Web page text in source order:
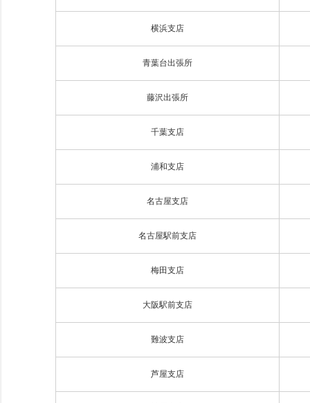
横浜支店
青葉台出張所
藤沢出張所
千葉支店
浦和支店
名古屋支店
名古屋駅前支店
梅田支店
大阪駅前支店
難波支店
芦屋支店